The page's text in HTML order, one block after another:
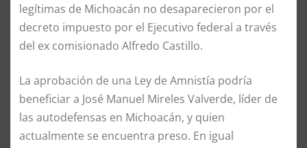
legítimas de Michoacán no desaparecieron por el
decreto impuesto por el Ejecutivo federal a través
del ex comisionado Alfredo Castillo.
La aprobación de una Ley de Amnistía podría
beneficiar a José Manuel Mireles Valverde, líder de
las autodefensas en Michoacán, y quien
actualmente se encuentra preso. En igual